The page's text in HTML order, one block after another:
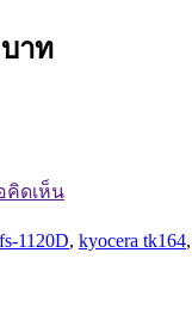
บาท
คิดเห็น
fs-1120D, kyocera tk164,